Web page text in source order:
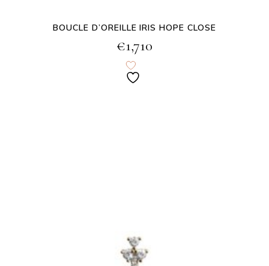
BOUCLE D’OREILLE IRIS HOPE CLOSE
€1,710